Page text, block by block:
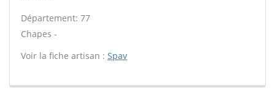
Département: 77
Chapes -
Voir la fiche artisan : Spav